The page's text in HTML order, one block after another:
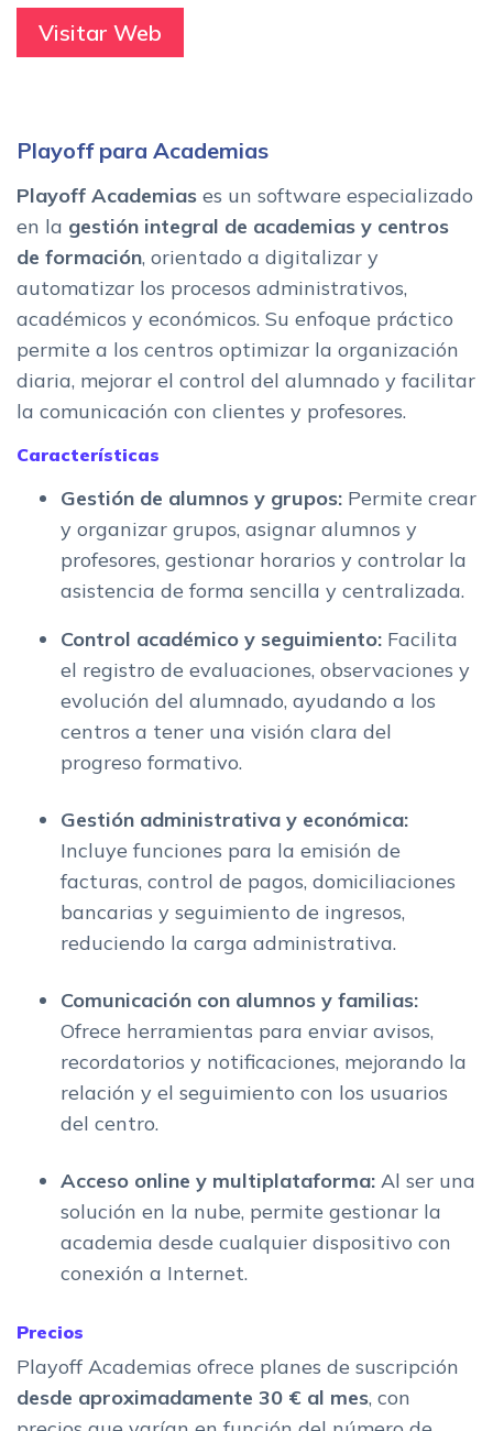
Visitar Web
Playoff para Academias
Playoff Academias es un software especializado
en la gestión integral de academias y centros
de formación, orientado a digitalizar y
automatizar los procesos administrativos,
académicos y económicos. Su enfoque práctico
permite a los centros optimizar la organización
diaria, mejorar el control del alumnado y facilitar
la comunicación con clientes y profesores.
Características
Gestión de alumnos y grupos: Permite crear
y organizar grupos, asignar alumnos y
profesores, gestionar horarios y controlar la
asistencia de forma sencilla y centralizada.
Control académico y seguimiento: Facilita
el registro de evaluaciones, observaciones y
evolución del alumnado, ayudando a los
centros a tener una visión clara del
progreso formativo.
Gestión administrativa y económica:
Incluye funciones para la emisión de
facturas, control de pagos, domiciliaciones
bancarias y seguimiento de ingresos,
reduciendo la carga administrativa.
Comunicación con alumnos y familias:
Ofrece herramientas para enviar avisos,
recordatorios y notificaciones, mejorando la
relación y el seguimiento con los usuarios
del centro.
Acceso online y multiplataforma: Al ser una
solución en la nube, permite gestionar la
academia desde cualquier dispositivo con
conexión a Internet.
Precios
Playoff Academias ofrece planes de suscripción
desde aproximadamente 30 € al mes, con